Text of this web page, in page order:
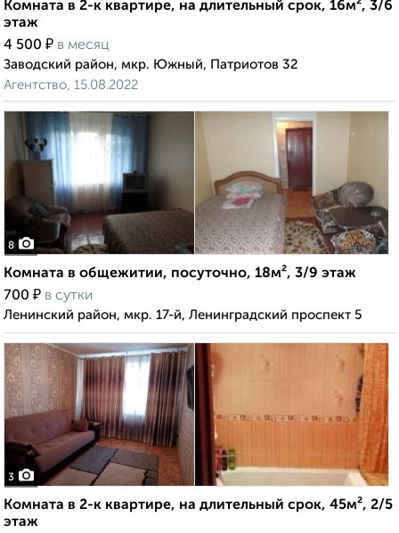
Комната в 2-к квартире, на длительный срок, 16м², 3/6
этаж
4 500 ₽ в месяц
Заводский район, мкр. Южный, Патриотов 32
Агентство, 15.08.2022
8
Комната в общежитии, посуточно, 18м², 3/9 этаж
700 ₽ в сутки
Ленинский район, мкр. 17-й, Ленинградский проспект 5
3
Комната в 2-к квартире, на длительный срок, 45м², 2/5
этаж